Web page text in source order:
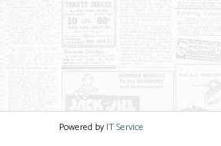
Powered byIT Service